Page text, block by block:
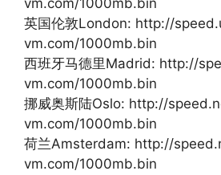
vm.com/1000mb.bin
英国伦敦London: http://
vm.com/1000mb.bin
西班牙马德里Madrid: http://
vm.com/1000mb.bin
挪威奥斯陆Oslo: http://
vm.com/1000mb.bin
荷兰Amsterdam: http://
vm.com/1000mb.bin